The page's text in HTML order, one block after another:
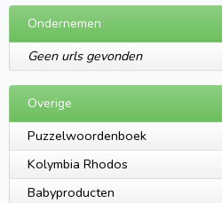
Ondernemen
Geen urls gevonden
Overige
Puzzelwoordenboek
Kolymbia Rhodos
Babyproducten